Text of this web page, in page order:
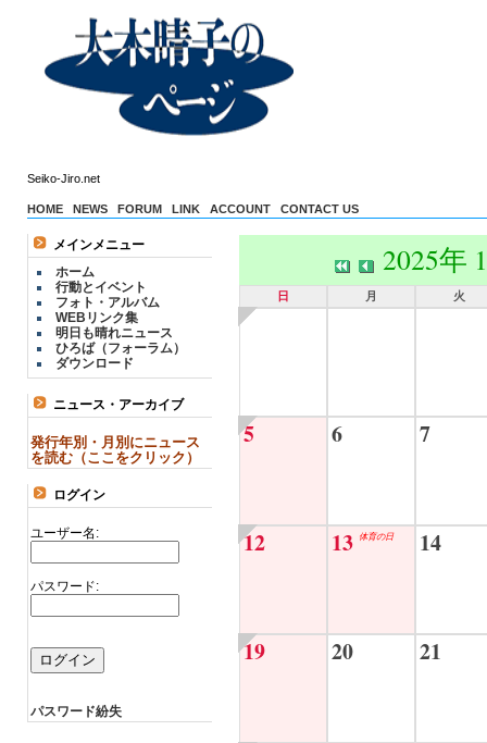
Seiko-Jiro.net
HOME NEWS FORUM LINK ACCOUNT CONTACT US
メインメニュー
ホーム
行動とイベント
フォト・アルバム
WEBリンク集
明日も晴れニュース
ひろば（フォーラム）
ダウンロード
ニュース・アーカイブ
発行年別・月別にニュース
を読む（ここをクリック）
ログイン
ユーザー名:
パスワード:
パスワード紛失
2025年
日 月 火
5 6 7
12 13 体育の日 14
19 20 21